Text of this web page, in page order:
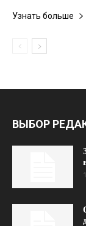
Узнать больше
ВЫБОР